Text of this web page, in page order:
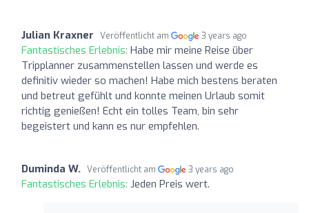
Julian Kraxner Veröffentlicht am 3 years ago
Fantastisches Erlebnis: Habe mir meine Reise über
Tripplanner zusammenstellen lassen und werde es
definitiv wieder so machen! Habe mich bestens beraten
und betreut gefühlt und konnte meinen Urlaub somit
richtig genießen! Echt ein tolles Team, bin sehr
begeistert und kann es nur empfehlen.
Duminda W. Veröffentlicht am 3 years ago
Fantastisches Erlebnis: Jeden Preis wert.